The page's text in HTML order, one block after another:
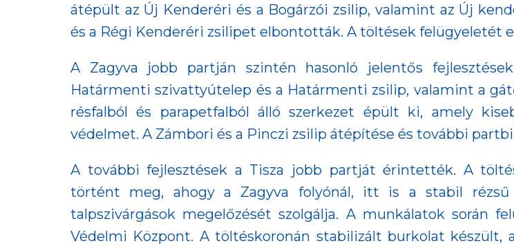
átépült az Új Kenderéri és a Bogárzói zsilip, valamint az Új
és a Régi Kenderéri zsilipet elbontották. A töltések felügyeletét
A Zagyva jobb partján szintén hasonló jelentős
Határmenti szivattyútelep és a Határmenti zsilip, valamint a
résfalból és parapetfalból álló szerkezet épült ki, amely
védelmet. A Zámbori és a Pinczi zsilip átépítése és további
A további fejlesztések a Tisza jobb partját érintették. A
történt meg, ahogy a Zagyva folyónál, itt is a stabil rézsű
talpszivárgások megelőzését szolgálja. A munkálatok során
Védelmi Központ. A töltéskoronán stabilizált burkolat készült,